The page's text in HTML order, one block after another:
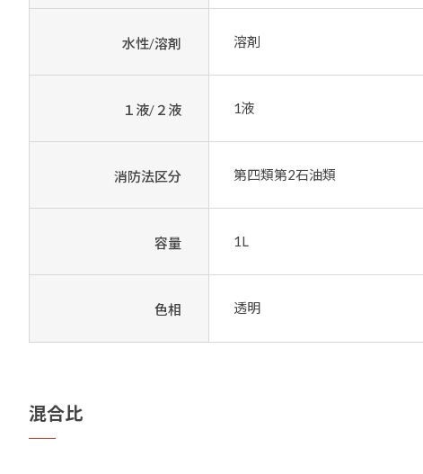
水性/溶剤 溶剤
１液/２液 1液
消防法区分 第四類第2石油類
容量 1L
色相 透明
混合比